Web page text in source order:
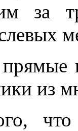
за
из